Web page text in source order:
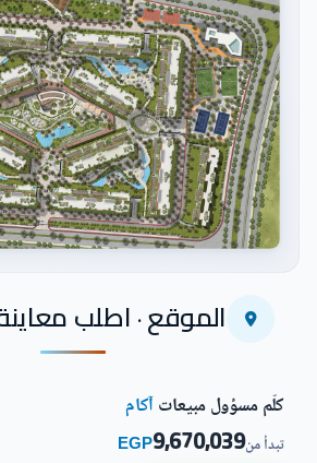
اضغط للتكبيرالموقع · اطلب
كلّم مسؤول مبيعاتآكام
تبدأ من9,670,039
EGP